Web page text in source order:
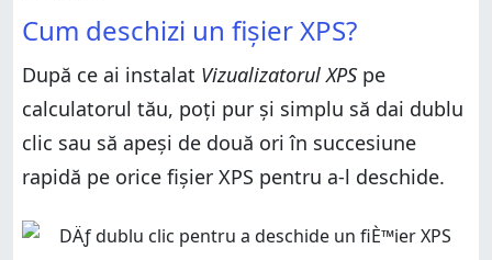
Cum deschizi un fișier XPS?
După ce ai instalat Vizualizatorul XPS pe
calculatorul tău, poți pur și simplu să dai dublu
clic sau să apeși de două ori în succesiune
rapidă pe orice fișier XPS pentru a-l deschide.